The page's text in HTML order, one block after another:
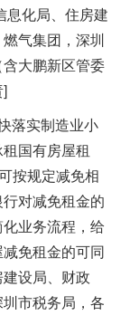
息化局、住房建
气集团，深圳
大鹏新区管委
]
落实制造业小
国有房屋租
按规定减免相
对减免租金的
业务流程，给
免租金的可同
设局、财政
市税务局，各